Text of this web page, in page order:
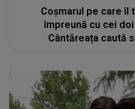
Coșmarul pe care îl
împreună cu cei
Cântăreața caută